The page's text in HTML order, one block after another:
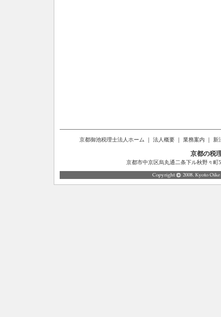
京都御池税理士法人ホーム ｜ 法人概要 ｜ 業務案内 ｜ 新
京都の税
京都市中京区烏丸通二条下ル秋野々